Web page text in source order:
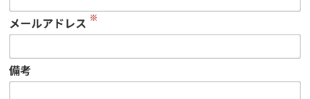
メールアドレス ※
備考